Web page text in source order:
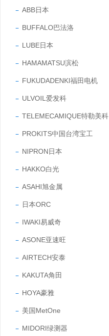
ABB日本
BUFFALO巴法洛
LUBE日本
HAMAMATSU滨松
FUKUDADENKI福田电机
ULVOIL爱发科
TELEMECAMIQUE特勒美科
PROKITS中国台湾宝工
NIPRON日本
HAKKO白光
ASAHI旭金属
日本ORC
IWAKI易威奇
ASONE亚速旺
AIRTECH安泰
KAKUTA角田
HOYA豪雅
美国MetOne
MIDORI绿测器